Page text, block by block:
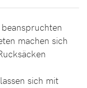
machen sich
sich mit